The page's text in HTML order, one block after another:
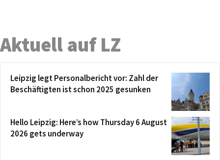
Aktuell auf LZ
Leipzig legt Personalbericht vor: Zahl der
Beschäftigten ist schon 2025 gesunken
Hello Leipzig: Here’s how Thursday 6 August
2026 gets underway